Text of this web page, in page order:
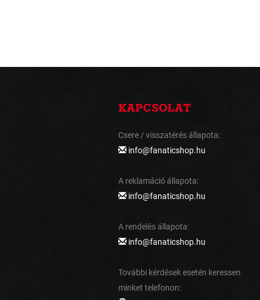
KAPCSOLAT
Csere / visszatérés állapota:
info@fanaticshop.hu
A reklamáció állapota:
info@fanaticshop.hu
A rendelés állapota:
info@fanaticshop.hu
További kérdések esetén keressen
minket telefonon: